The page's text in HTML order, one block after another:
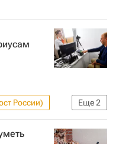
Еще2
России)